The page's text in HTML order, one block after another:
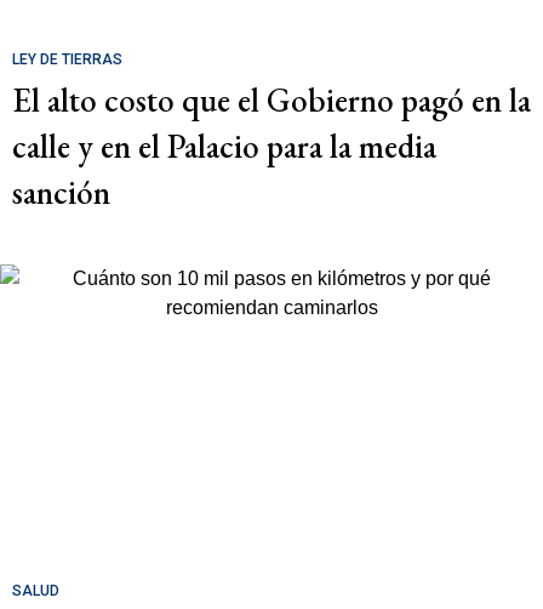
LEY DE TIERRAS
El alto costo que el Gobierno pagó en la
calle y en el Palacio para la media
sanción
SALUD